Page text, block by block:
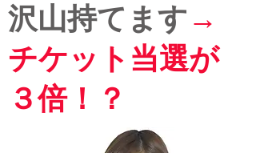
沢山持てます →
チケット当選が
３倍！？